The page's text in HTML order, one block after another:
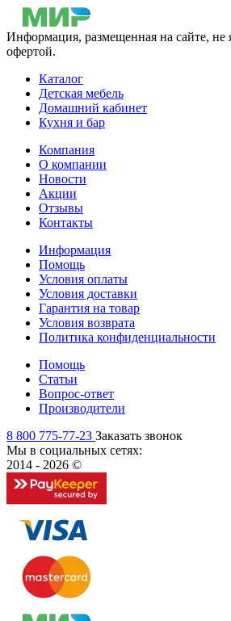
Информация, размещенная на сайте, не
офертой.
Каталог
Детская мебель
Домашний кабинет
Кухня и бар
Компания
О компании
Новости
Акции
Отзывы
Контакты
Информация
Помощь
Условия оплаты
Условия доставки
Гарантия на товар
Условия возврата
Политика конфиденциальности
Помощь
Статьи
Вопрос-ответ
Производители
8 800 775-77-23 Заказать звонок
Мы в социальных сетях:
2014 - 2026 ©